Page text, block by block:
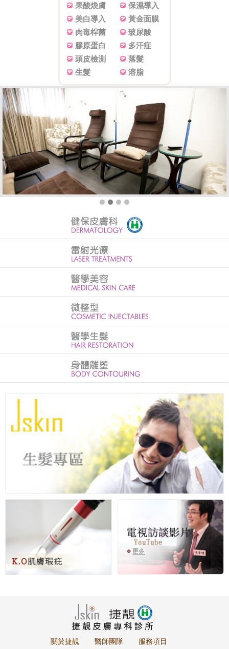
果酸煥膚
保濕導入
美白導入
黃金面膜
肉毒桿菌
玻尿酸
膠原蛋白
多汗症
頭皮檢測
落髮
生髮
溶脂
關於捷靚 醫師團隊
服務項目